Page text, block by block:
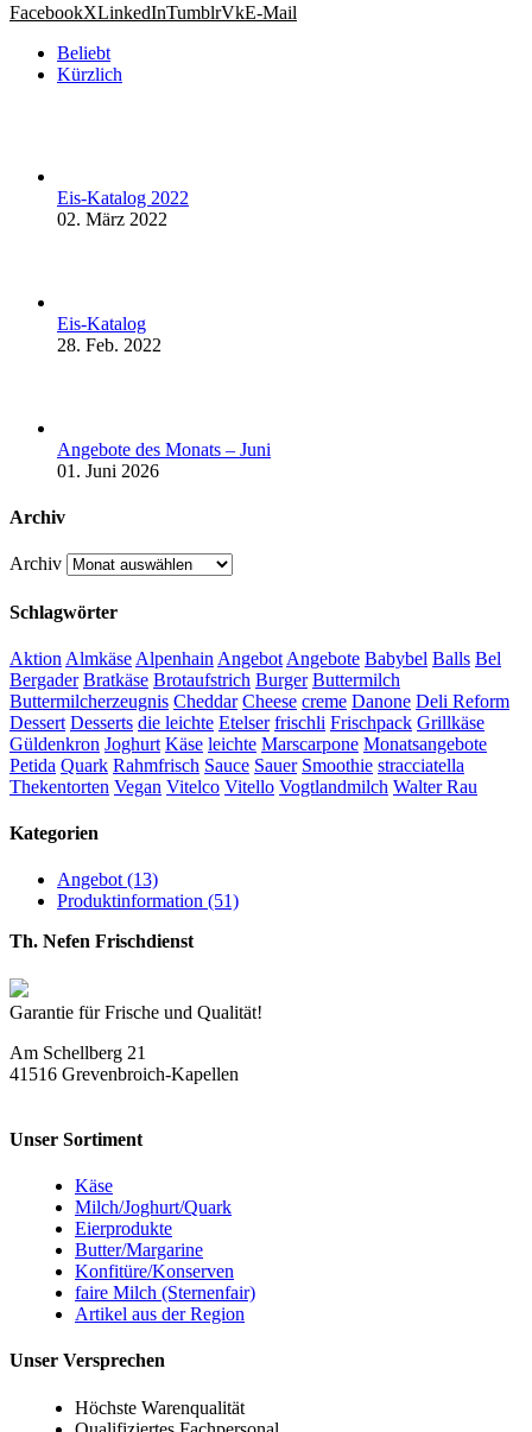
FacebookXLinkedInTumblrVkE-Mail
Beliebt
Kürzlich
Eis-Katalog 2022
02. März 2022
Eis-Katalog
28. Feb. 2022
Angebote des Monats – Juni
01. Juni 2026
Archiv
Archiv
Schlagwörter
Aktion Almkäse Alpenhain Angebot Angebote Babybel Balls Bel
Bergader Bratkäse Brotaufstrich Burger Buttermilch
Buttermilcherzeugnis Cheddar Cheese creme Danone Deli Reform
Dessert Desserts die leichte Etelser frischli Frischpack Grillkäse
Güldenkron Joghurt Käse leichte Marscarpone Monatsangebote
Petida Quark Rahmfrisch Sauce Sauer Smoothie stracciatella
Thekentorten Vegan Vitelco Vitello Vogtlandmilch Walter Rau
Kategorien
Angebot (13)
Produktinformation (51)
Th. Nefen Frischdienst
Garantie für Frische und Qualität!
Am Schellberg 21
41516 Grevenbroich-Kapellen
Unser Sortiment
Käse
Milch/Joghurt/Quark
Eierprodukte
Butter/Margarine
Konfitüre/Konserven
faire Milch (Sternenfair)
Artikel aus der Region
Unser Versprechen
Höchste Warenqualität